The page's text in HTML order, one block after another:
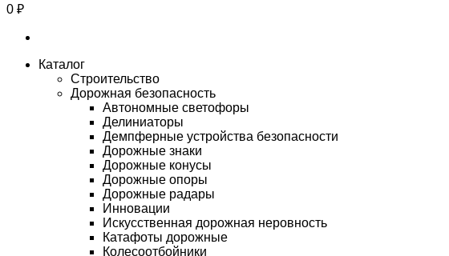
0 ₽
Каталог
Строительство
Дорожная безопасность
Автономные светофоры
Делиниаторы
Демпферные устройства безопасности
Дорожные знаки
Дорожные конусы
Дорожные опоры
Дорожные радары
Инновации
Искусственная дорожная неровность
Катафоты дорожные
Колесоотбойники